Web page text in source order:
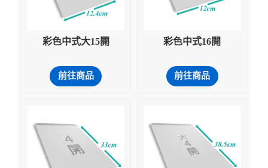
彩色中式大15開
前往商品
彩色中式16開
前往商品